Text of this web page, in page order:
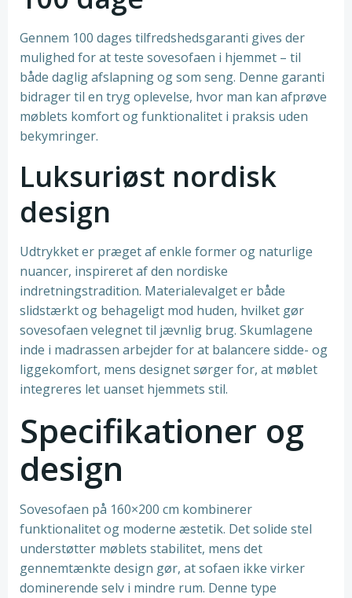
Gennem 100 dages tilfredshedsgaranti gives der
mulighed for at teste sovesofaen i hjemmet – til
både daglig afslapning og som seng. Denne garanti
bidrager til en tryg oplevelse, hvor man kan afprøve
møblets komfort og funktionalitet i praksis uden
bekymringer.
Luksuriøst nordisk
design
Udtrykket er præget af enkle former og naturlige
nuancer, inspireret af den nordiske
indretningstradition. Materialevalget er både
slidstærkt og behageligt mod huden, hvilket gør
sovesofaen velegnet til jævnlig brug. Skumlagene
inde i madrassen arbejder for at balancere sidde- og
liggekomfort, mens designet sørger for, at møblet
integreres let uanset hjemmets stil.
Specifikationer og
design
Sovesofaen på 160×200 cm kombinerer
funktionalitet og moderne æstetik. Det solide stel
understøtter møblets stabilitet, mens det
gennemtænkte design gør, at sofaen ikke virker
dominerende selv i mindre rum. Denne type